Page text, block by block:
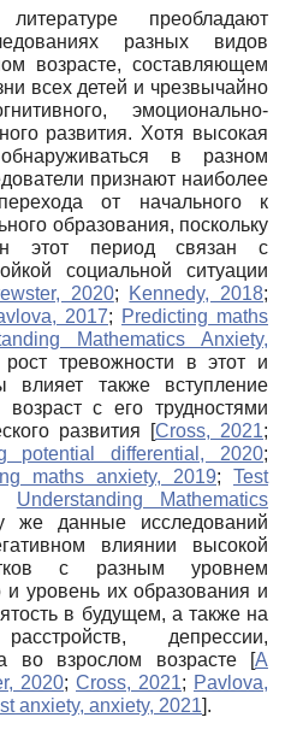
преобладают
разных видов
возрасте, составляющем
всех детей и чрезвычайно
эмоционально-
развития. Хотя высокая
в разном
признают наиболее
от начального к
образования, поскольку
этот период связан с
социальной ситуации
2020; Kennedy, 2018;
2017; Predicting maths
Mathematics Anxiety,
тревожности в этот и
влияет также вступление
с его трудностями
развития
[Cross, 2021;
potential differential, 2020;
maths anxiety, 2019; Test
Understanding Mathematics
же данные исследований
влиянии высокой
с разным уровнем
и уровень их образования и
в будущем, а также на
депрессии,
во взрослом возрасте
[A
2020; Cross, 2021; Pavlova,
anxiety, anxiety, 2021].